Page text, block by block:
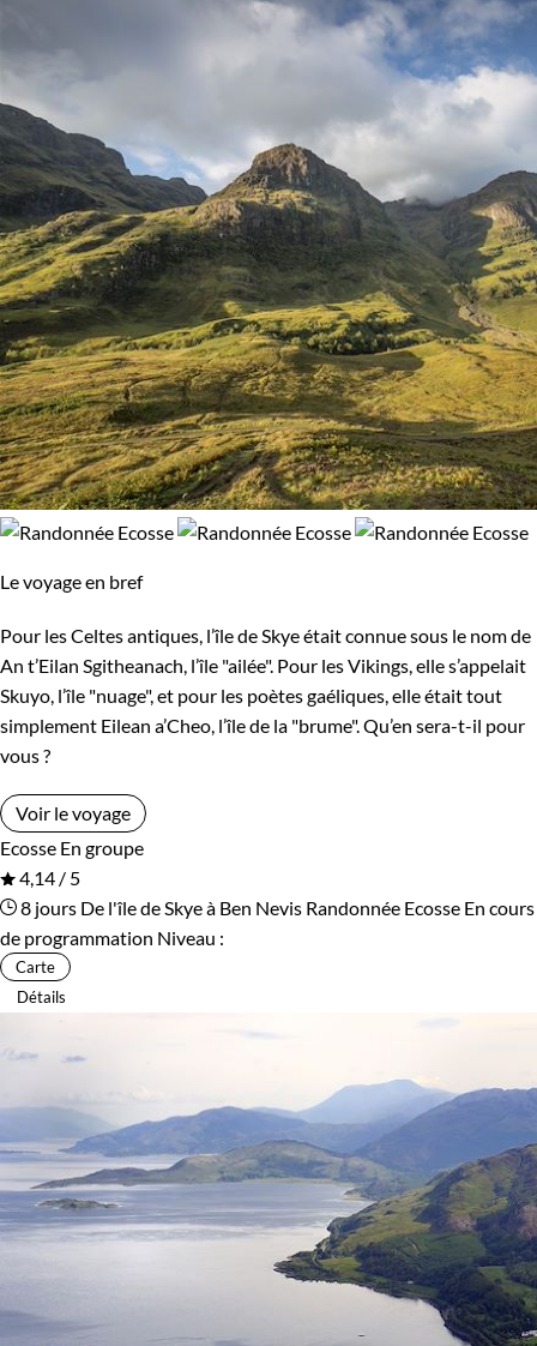
Le voyage en bref
Pour les Celtes antiques, l’île de Skye était connue sous le nom de
An t’Eilan Sgitheanach, l’île "ailée". Pour les Vikings, elle s’appelait
Skuyo, l’île "nuage", et pour les poètes gaéliques, elle était tout
simplement Eilean a’Cheo, l’île de la "brume". Qu’en sera-t-il pour
vous ?
Voir le voyage
Ecosse En groupe
4,14 / 5
8 jours De l'île de Skye à Ben Nevis Randonnée Ecosse En cours
de programmation Niveau :
Carte
Détails